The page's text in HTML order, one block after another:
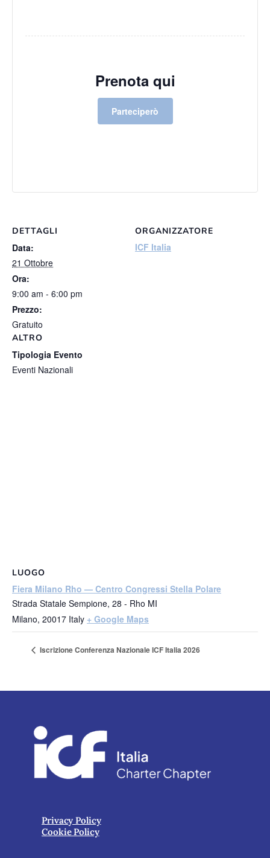
DETTAGLI
Data:
21 Ottobre
Ora:
9:00 am - 6:00 pm
Prezzo:
Gratuito
ORGANIZZATORE
ICF Italia
ALTRO
Tipologia Evento
Eventi Nazionali
LUOGO
Fiera Milano Rho — Centro Congressi Stella Polare
Strada Statale Sempione, 28 - Rho MI
Milano, 20017 Italy + Google Maps
Prenota qui
Parteciperò
Iscrizione Conferenza Nazionale ICF Italia 2026
Privacy Policy
Cookie Policy